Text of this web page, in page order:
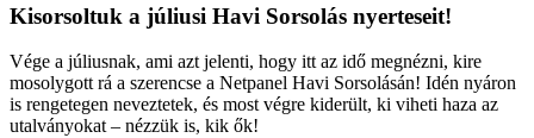
Kisorsoltuk a júliusi Havi Sorsolás nyerteseit!
Vége a júliusnak, ami azt jelenti, hogy itt az idő megnézni, kire
mosolygott rá a szerencse a Netpanel Havi Sorsolásán! Idén nyáron
is rengetegen neveztetek, és most végre kiderült, ki viheti haza az
utalványokat – nézzük is, kik ők!